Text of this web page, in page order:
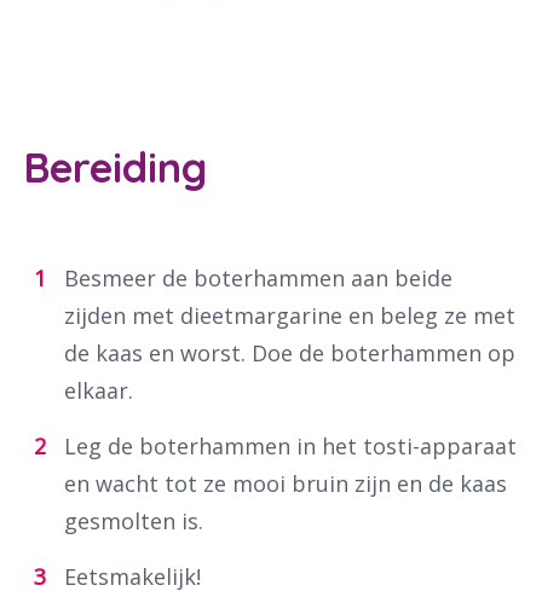
Bereiding
Besmeer de boterhammen aan beide
zijden met dieetmargarine en beleg ze met
de kaas en worst. Doe de boterhammen op
elkaar.
Leg de boterhammen in het tosti-apparaat
en wacht tot ze mooi bruin zijn en de kaas
gesmolten is.
Eetsmakelijk!